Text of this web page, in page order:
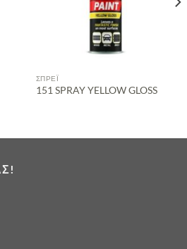
ΣΠΡΈΙ
151 SPRAY YELLOW GLOSS